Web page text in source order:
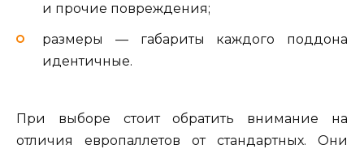
и прочие повреждения;
размеры — габариты каждого поддона
идентичные.
При выборе стоит обратить внимание на
отличия европаллетов от стандартных. Они